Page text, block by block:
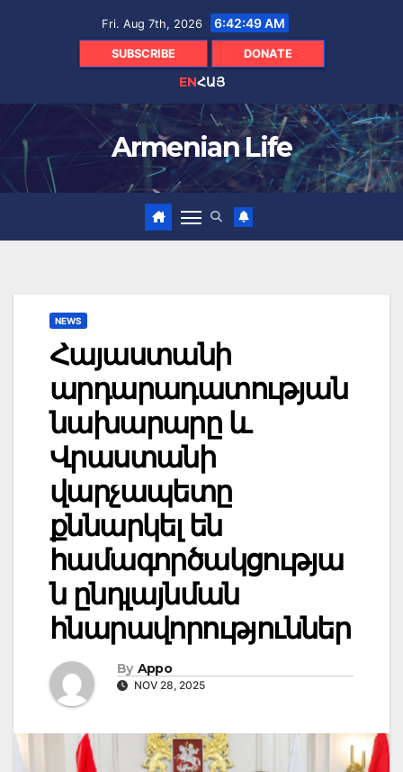
Fri. Aug 7th, 2026 6:42:50 AM
SUBSCRIBE DONATE
ENՀԱՅ
Armenian Life
NEWS
Հայաստանի
արդարադատության
նախարարը և
Վրաստանի
վարչապետը
քննարկել են
համագործակցությա
ն ընդլայնման
հնարավորություններ
By Appo
NOV 28, 2025